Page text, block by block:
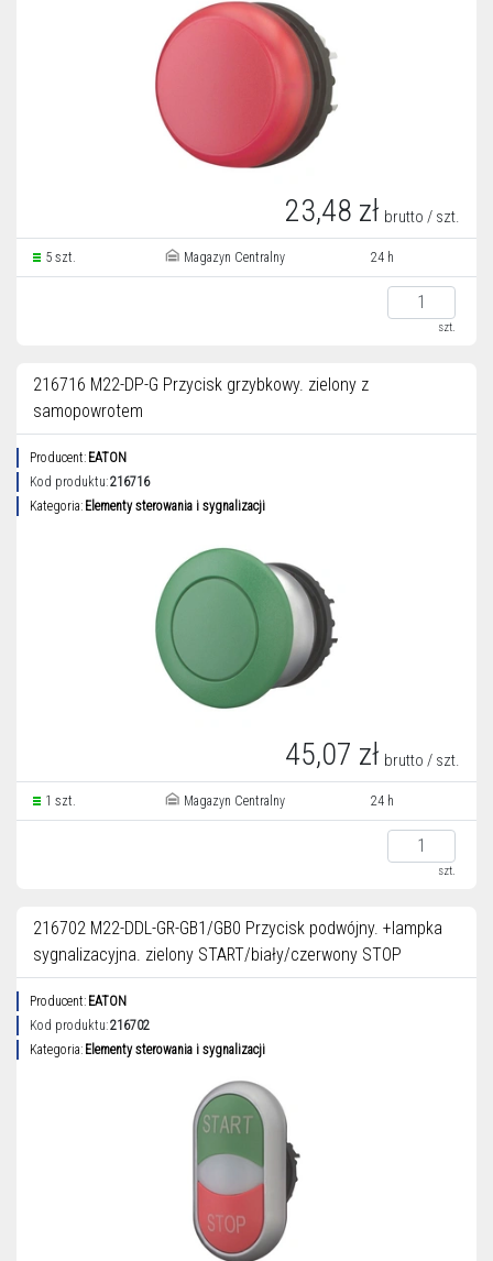
23,48 zł brutto / szt.
5 szt. Magazyn Centralny 24 h
szt.
216716 M22-DP-G Przycisk grzybkowy. zielony z
samopowrotem
Producent: EATON
Kod produktu:216716
Kategoria: Elementy sterowania i sygnalizacji
45,07 zł brutto / szt.
1 szt. Magazyn Centralny 24 h
szt.
216702 M22-DDL-GR-GB1/GB0 Przycisk podwójny. +lampka
sygnalizacyjna. zielony START/biały/czerwony STOP
Producent: EATON
Kod produktu:216702
Kategoria: Elementy sterowania i sygnalizacji